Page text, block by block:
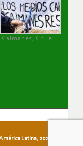
Caimanes, Chile
Latina, 2026